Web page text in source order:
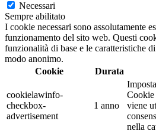
Necessari
Sempre abilitato
I cookie necessari sono assolutamente
funzionamento del sito web. Questi
funzionalità di base e le caratteristiche
modo anonimo.
Cookie
Durata
cookielawinfo-
checkbox-
advertisement
1 anno
Cookie
viene
nella